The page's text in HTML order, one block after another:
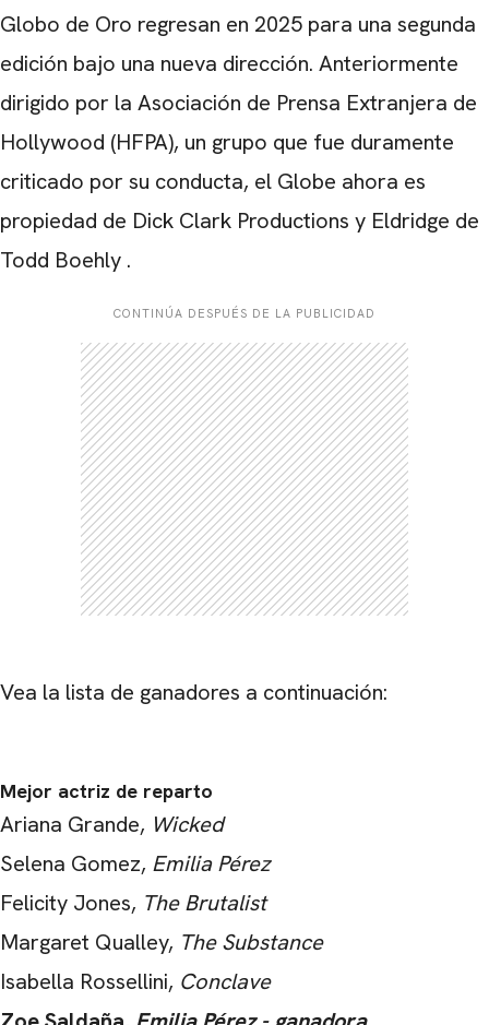
Globo de Oro regresan en 2025 para una segunda
edición bajo una nueva dirección. Anteriormente
dirigido por la Asociación de Prensa Extranjera de
Hollywood (HFPA), un grupo que fue duramente
criticado por su conducta, el Globe ahora es
propiedad de Dick Clark Productions y Eldridge de
Todd Boehly .
CONTINÚA DESPUÉS DE LA PUBLICIDAD
Vea la lista de ganadores a continuación:
Mejor actriz de reparto
Ariana Grande, Wicked
Selena Gomez, Emilia Pérez
Felicity Jones, The Brutalist
Margaret Qualley, The Substance
Isabella Rossellini, Conclave